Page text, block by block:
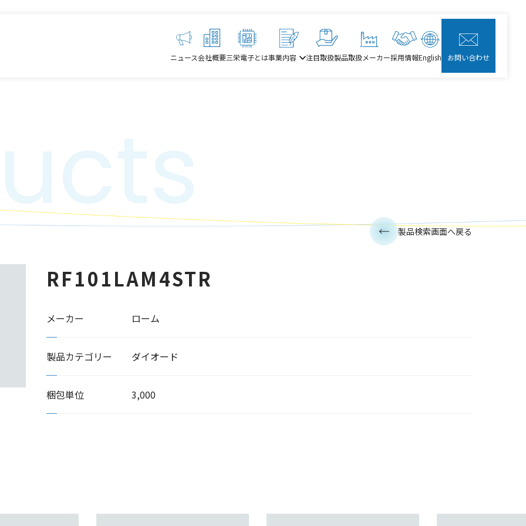
ニュース会社概要三栄電子とは事業内容 注目取扱製品取扱メーカー採用情報English お問い合わせ
RF101LAM4STR
メーカー ローム
製品カテゴリー ダイオード
梱包単位 3,000
製品検索画面へ戻る